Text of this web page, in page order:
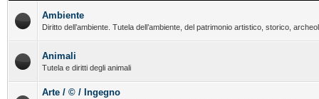
Ambiente
Diritto dell’ambiente. Tutela dell’ambiente, del patrimonio artistico, storico,
Animali
Tutela e diritti degli animali
Arte / © / Ingegno